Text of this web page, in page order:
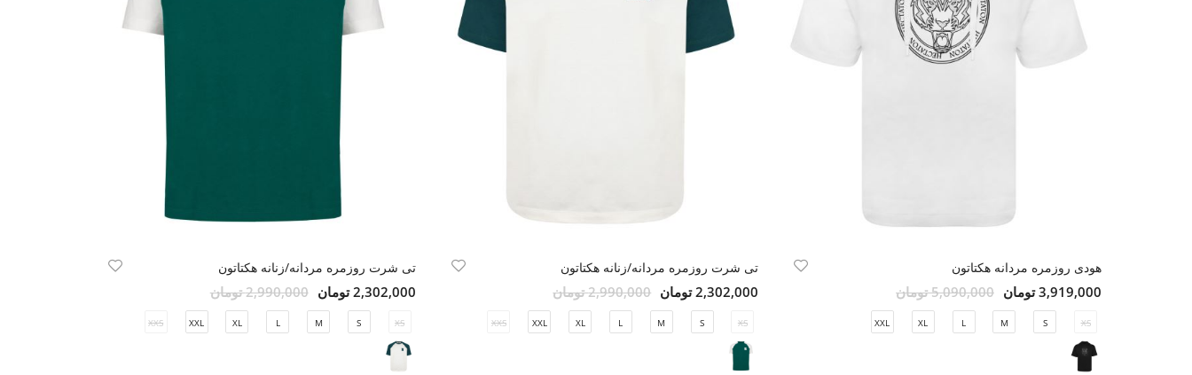
هودی روزمره مردانه هکتاتون
3,919,000 تومان 5,090,000 تومان
XS
S
M
L
XL
XXL
تی شرت روزمره مردانه/زنانه هکتاتون
2,302,000 تومان 2,990,000 تومان
XS
S
M
L
XL
XXL
XXS
تی شرت روزمره مردانه/زنانه هکتاتون
2,302,000 تومان 2,990,000 تومان
XS
S
M
L
XL
XXL
XXS